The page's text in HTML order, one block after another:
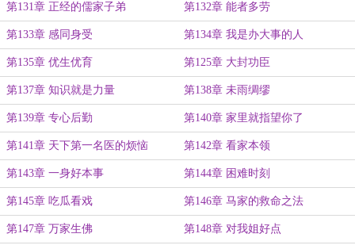
第131章 正经的儒家子弟 第132章 能者多劳
第133章 感同身受 第134章 我是办大事的人
第135章 优生优育 第125章 大封功臣
第137章 知识就是力量 第138章 未雨绸缪
第139章 专心后勤 第140章 家里就指望你了
第141章 天下第一名医的烦恼 第142章 看家本领
第143章 一身好本事 第144章 困难时刻
第145章 吃瓜看戏 第146章 马家的救命之法
第147章 万家生佛 第148章 对我姐好点